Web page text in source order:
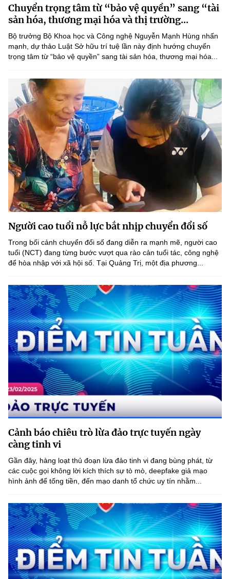
Sở Khoa học và Công nghệ
Chuyển đổi số
Bưu chính, Viễn thông
Tiêu chuẩn, đo lường, chất lượng
Năng lượng nguyên tử
Tin tổng hợp
Tin địa phương
Văn bản QPPL
Văn bản chỉ đạo điều hành
Lấy ý kiến người dân về dự thảo VBQPPL
MST IOFFICE
THỐNG KÊ
Khoa học và Công nghệ
Đổi mới sáng tạo
Chuyển đổi số
Bưu chính, Viễn thông
Sở hữu trí tuệ
Tiêu chuẩn, đo lường, chất lượng
Năng lượng nguyên tử
Multimedia
THƯ ĐIỆN TỬ
Khác
Videos
Infographic
Ảnh
Voice
Nhiệm vụ trọng tâm
Vietnamese English
BỘ KHOA HỌC VÀ CÔNG NGHỆ
MINISTRY OF SCIENCE AND TECHNOLOGY
Điều khoản sử dụng Theo dõi MST: Góp ý
Cơ quan chủ quản: Bộ Khoa học và Công nghệ (MST)
Chịu trách nhiệm nội dung: Nguyễn Thị Hải Hằng
Giám đốc Trung tâm Truyền thông Khoa học và Công nghệ.
Liên hệ
Địa chỉ: Ban Biên tập Cổng TTĐT - 18 Nguyễn Du, TP. Hà Nội
Điện thoại: 024 3936 9506
Email:
stc@mst.gov.vn
©2026 Bản quyền thuộc Bộ Khoa Học và Công Nghệ
(Ghi rõ nguồn "https://mst.gov.vn" khi phát hành lại thông tin từ
website này)
Chuyển trọng tâm từ “bảo vệ quyền” sang “tài
sản hóa, thương mại hóa và thị trường...
Bộ trưởng Bộ Khoa học và Công nghệ Nguyễn Mạnh Hùng nhấn
mạnh, dự thảo Luật Sở hữu trí tuệ lần này định hướng chuyển
trọng tâm từ “bảo vệ quyền” sang tài sản hóa, thương mại hóa...
Người cao tuổi nỗ lực bắt nhịp chuyển đổi số
Trong bối cảnh chuyển đổi số đang diễn ra mạnh mẽ, người cao
tuổi (NCT) đang từng bước vượt qua rào cản tuổi tác, công nghệ
để hòa nhập với xã hội số. Tại Quảng Trị, một địa phương...
Cảnh báo chiêu trò lừa đảo trực tuyến ngày
càng tinh vi
Gần đây, hàng loạt thủ đoạn lừa đảo tinh vi đang bùng phát, từ
các cuộc gọi không lời kích thích sự tò mò, deepfake giả mạo
hình ảnh để tống tiền, đến mạo danh tổ chức uy tín nhằm...